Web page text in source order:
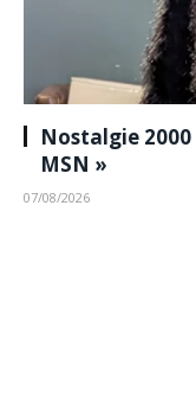
Nostalgie
MSN »
07/08/2026